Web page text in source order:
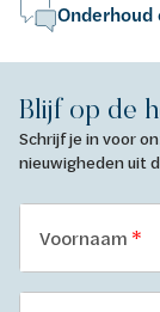
Blijf op de
Schrijf je in voor
nieuwigheden uit
Voornaam